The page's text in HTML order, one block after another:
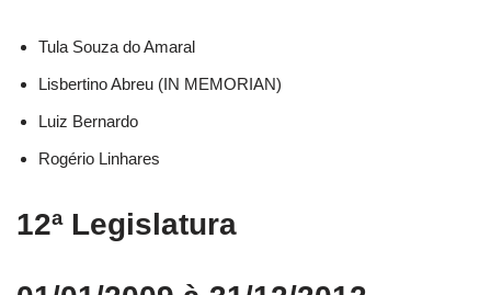
Tula Souza do Amaral
Lisbertino Abreu (IN MEMORIAN)
Luiz Bernardo
Rogério Linhares
12ª Legislatura